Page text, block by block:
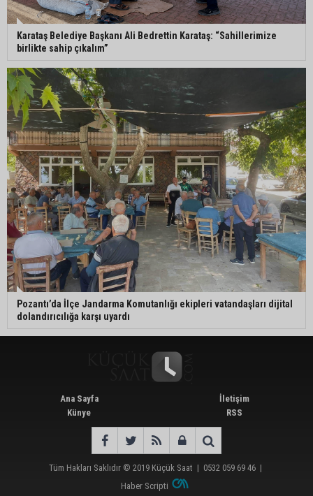
Karataş Belediye Başkanı Ali Bedrettin Karataş: “Sahillerimize
birlikte sahip çıkalım”
Pozantı’da İlçe Jandarma Komutanlığı ekipleri vatandaşları dijital
dolandırıcılığa karşı uyardı
Ana Sayfa
Künye
İletişim
RSS
Tüm Hakları Saklıdır © 2019 Küçük Saat | 0532 059 69 46 |
Haber Scripti